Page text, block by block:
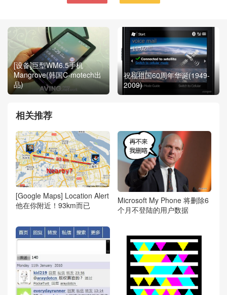
[设备]巨型WM6.5手机
Mangrove(韩国C-motech出
品)
祝福祖国60周年华诞(1949-
2009)
相关推荐
[Google Maps] Location Alert
他在你附近！93km而已
Microsoft My Phone 将删除6
个月不登陆的用户数据